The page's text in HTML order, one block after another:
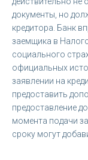
документы, но
кредитора. Банк
заемщика в
социального
официальных
заявлении на
предоставить
предоставление
момента подачи
сроку могут